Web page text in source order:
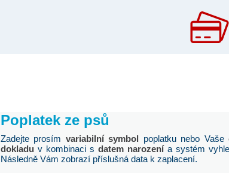
Poplatek ze psů
Zadejte prosím variabilní symbol poplatku nebo Vaše
dokladu v kombinaci sdatem narozenía systém
Následně Vám zobrazí příslušná data k zaplacení.